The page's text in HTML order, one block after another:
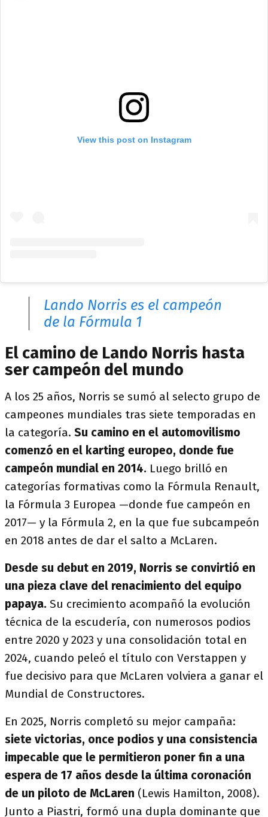
View this post on Instagram
Lando Norris es el campeón
de la Fórmula 1
El camino de Lando Norris hasta
ser campeón del mundo
A los 25 años, Norris se sumó al selecto grupo de
campeones mundiales tras siete temporadas en
la categoría. Su camino en el automovilismo
comenzó en el karting europeo, donde fue
campeón mundial en 2014. Luego brilló en
categorías formativas como la Fórmula Renault,
la Fórmula 3 Europea —donde fue campeón en
2017— y la Fórmula 2, en la que fue subcampeón
en 2018 antes de dar el salto a McLaren.
Desde su debut en 2019, Norris se convirtió en
una pieza clave del renacimiento del equipo
papaya. Su crecimiento acompañó la evolución
técnica de la escudería, con numerosos podios
entre 2020 y 2023 y una consolidación total en
2024, cuando peleó el título con Verstappen y
fue decisivo para que McLaren volviera a ganar el
Mundial de Constructores.
En 2025, Norris completó su mejor campaña:
siete victorias, once podios y una consistencia
impecable que le permitieron poner fin a una
espera de 17 años desde la última coronación
de un piloto de McLaren (Lewis Hamilton, 2008).
Junto a Piastri, formó una dupla dominante que